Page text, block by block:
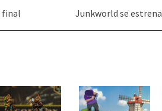
final Junkworld se